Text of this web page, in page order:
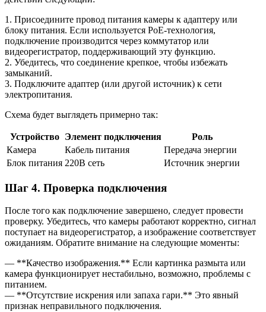
1. Присоедините провод питания камеры к адаптеру или
блоку питания. Если используется PoE-технология,
подключение производится через коммутатор или
видеорегистратор, поддерживающий эту функцию.
2. Убедитесь, что соединение крепкое, чтобы избежать
замыканий.
3. Подключите адаптер (или другой источник) к сети
электропитания.
Схема будет выглядеть примерно так:
Устройство Элемент подключения
Роль
Камера
Кабель питания
Передача энергии
Блок питания 220В сеть Источник энергии
Шаг 4. Проверка подключения
После того как подключение завершено, следует провести
проверку. Убедитесь, что камеры работают корректно, сигнал
поступает на видеорегистратор, а изображение соответствует
ожиданиям. Обратите внимание на следующие моменты:
— **Качество изображения.** Если картинка размыта или
камера функционирует нестабильно, возможно, проблемы с
питанием.
— **Отсутствие искрения или запаха гари.** Это явный
признак неправильного подключения.